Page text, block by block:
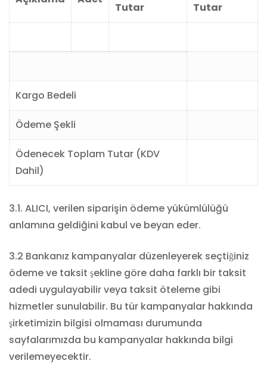
Tutar
Tutar
Kargo Bedeli
Ödeme Şekli
Ödenecek Toplam Tutar (KDV
Dahil)
3.1. ALICI, verilen siparişin ödeme yükümlülüğü
anlamına geldiğini kabul ve beyan eder.
3.2 Bankanız kampanyalar düzenleyerek seçtiğiniz
ödeme ve taksit şekline göre daha farklı bir taksit
adedi uygulayabilir veya taksit öteleme gibi
hizmetler sunulabilir. Bu tür kampanyalar hakkında
şirketimizin bilgisi olmaması durumunda
sayfalarımızda bu kampanyalar hakkında bilgi
verilemeyecektir.